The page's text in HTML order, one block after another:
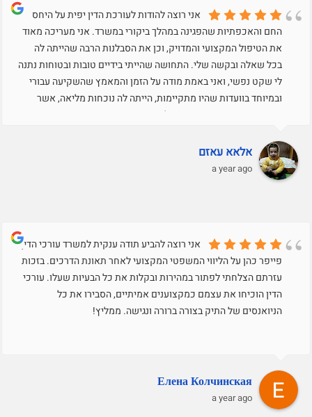
אני רוצה להודות לעורכת הדין יפית על היחס
החם והאכפתיות שהפגינה במהלך ביקורי במשרד. אני מעריכה מאוד
את הטיפול המקצועי והמדויק, וכן את הסבלנות הרבה שהייתה לה
בכל שאלה ובקשה שלי. התחושה שהייתי בידיים טובות ובטוחות נתנה
לי שקט נפשי, ואני באמת מודה על הזמן והמאמץ שהשקיעה עבורי
ובמיוחד בוועדות שהיו מתקיימות, הייתה לה נוכחות מליאה, אשר
דיברה והעמידה את העמדה שלי בצורה מצויינת ומאוד
אלאא עאזם
a year ago
אני רוצה להביע תודה ענקית למשרד עורכי הדין
פייפר כהן על הליווי המשפטי המקצועי לאחר תאונת הדרכים. בזכות
עזרתם הצלחתי לפתור במהירות ובקלות את כל הבעיות שעלו. עורכי
הדין הוכיחו את עצמם כמקצוענים אמיתיים, הסבירו את כל
הניואנסים של התיק בצורה ברורה ונגישה. ממליץ!
Елена Колчинская
a year ago